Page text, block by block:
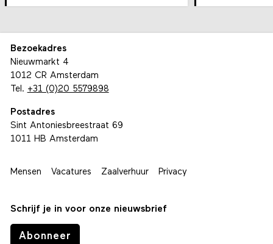
Bezoekadres
Nieuwmarkt 4
1012 CR Amsterdam
Tel. +31 (0)20 5579898
Postadres
Sint Antoniesbreestraat 69
1011 HB Amsterdam
Mensen Vacatures Zaalverhuur Privacy
Schrijf je in voor onze nieuwsbrief
Abonneer